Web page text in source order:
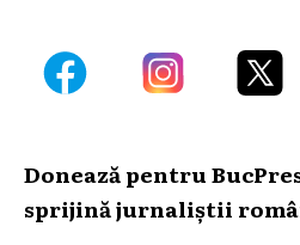
Donează pentru
sprijină jurnaliștii